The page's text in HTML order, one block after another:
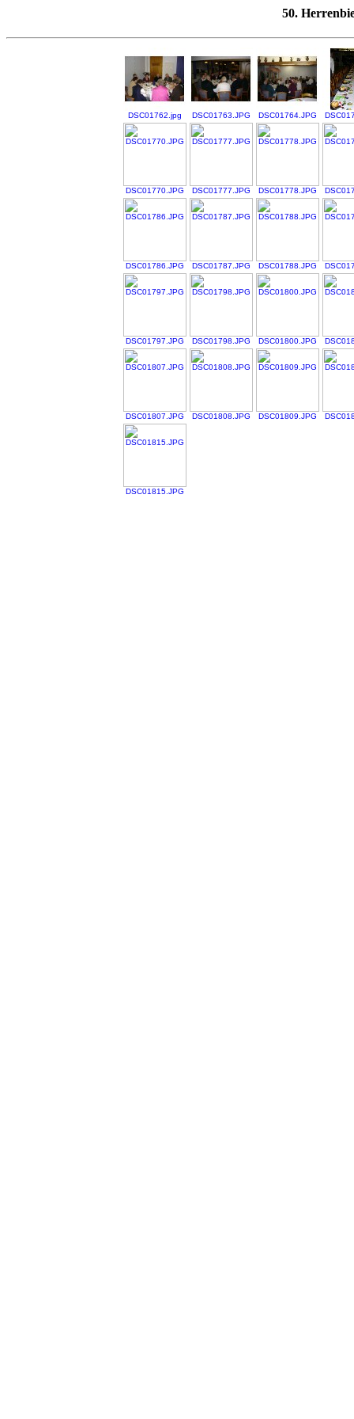
50.
DSC01762.jpg DSC01763.JPG DSC01764.JPG
DSC01770.JPG DSC01777.JPG DSC01778.JPG
DSC01786.JPG DSC01787.JPG DSC01788.JPG
DSC01797.JPG DSC01798.JPG DSC01800.JPG
DSC01807.JPG DSC01808.JPG DSC01809.JPG
DSC01815.JPG